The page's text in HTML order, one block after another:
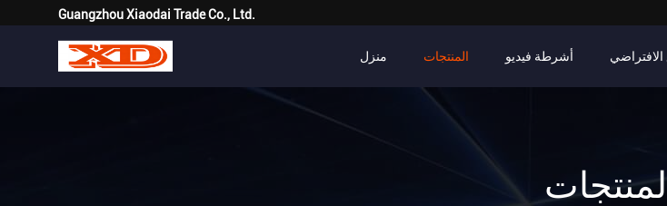
Guangzhou Xiaodai Trade Co., Ltd.
منزل المنتجات أشرطة فيديو